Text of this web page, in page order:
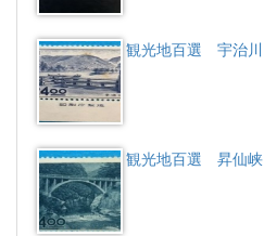
観光地百選 宇治川
観光地百選 昇仙峡